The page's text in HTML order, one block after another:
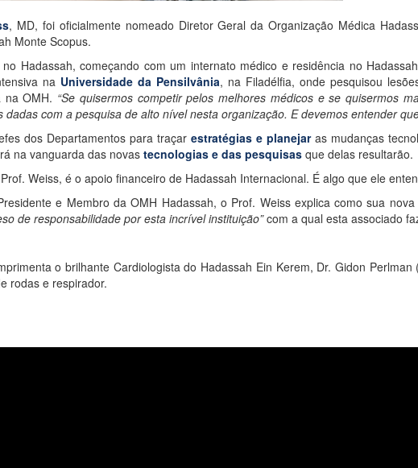
, MD, foi oficialmente nomeado Diretor Geral da Organização Médica
Monte Scopus.
Hadassah, começando com um internato médico e residência no
na Universidade da Pensilvânia, na Filadélfia, onde pesquisou
na OMH. “Se quisermos competir pelos melhores médicos e se quisermos
com a pesquisa de alto nível nesta organização. E devemos entender
dos Departamentos para traçar estratégias e planejaras mudanças
na vanguarda das novas tecnologias e das pesquisas que delas resultarão.
Weiss, é o apoio financeiro de Hadassah Internacional. É algo que ele
e Membro da OMH Hadassah, o Prof. Weiss explica como sua
de responsabilidade por esta incrível instituição”com a qual esta associado
o brilhante Cardiologista do Hadassah Ein Kerem, Dr. Gidon
rodas e respirador.